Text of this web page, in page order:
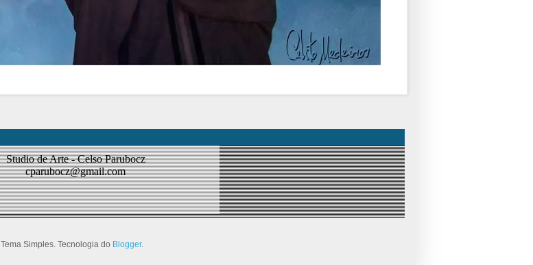
Studio de Arte - Celso Parubocz
cparubocz@gmail.com
Tema Simples. Tecnologia do Blogger.